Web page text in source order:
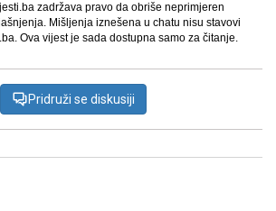
zadržava pravo da obriše neprimjeren
Mišljenja iznešena u chatu nisu stavovi
Ova vijest je sada dostupna samo za čitanje.
Pridruži se diskusiji